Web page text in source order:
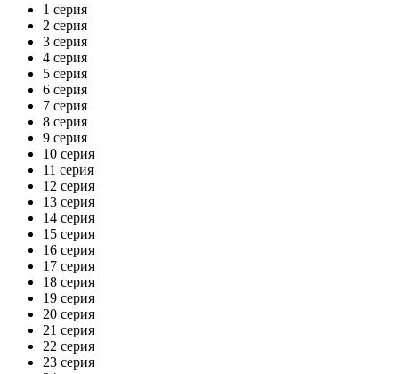
1 серия
2 серия
3 серия
4 серия
5 серия
6 серия
7 серия
8 серия
9 серия
10 серия
11 серия
12 серия
13 серия
14 серия
15 серия
16 серия
17 серия
18 серия
19 серия
20 серия
21 серия
22 серия
23 серия